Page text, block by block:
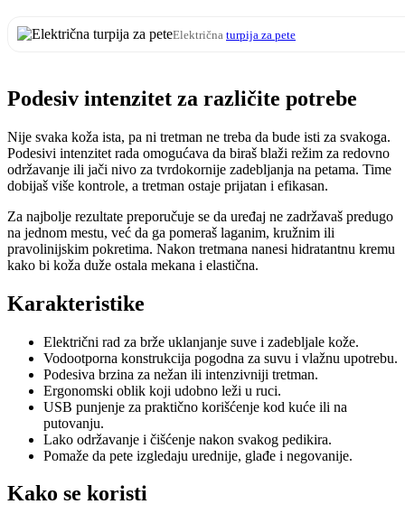
Električna turpija za pete
Podesiv intenzitet za različite potrebe
Nije svaka koža ista, pa ni tretman ne treba da bude isti za svakoga.
Podesivi intenzitet rada omogućava da biraš blaži režim za redovno
održavanje ili jači nivo za tvrdokornije zadebljanja na petama. Time
dobijaš više kontrole, a tretman ostaje prijatan i efikasan.
Za najbolje rezultate preporučuje se da uređaj ne zadržavaš predugo
na jednom mestu, već da ga pomeraš laganim, kružnim ili
pravolinijskim pokretima. Nakon tretmana nanesi hidratantnu kremu
kako bi koža duže ostala mekana i elastična.
Karakteristike
Električni rad za brže uklanjanje suve i zadebljale kože.
Vodootporna konstrukcija pogodna za suvu i vlažnu upotrebu.
Podesiva brzina za nežan ili intenzivniji tretman.
Ergonomski oblik koji udobno leži u ruci.
USB punjenje za praktično korišćenje kod kuće ili na
putovanju.
Lako održavanje i čišćenje nakon svakog pedikira.
Pomaže da pete izgledaju urednije, glađe i negovanije.
Kako se koristi